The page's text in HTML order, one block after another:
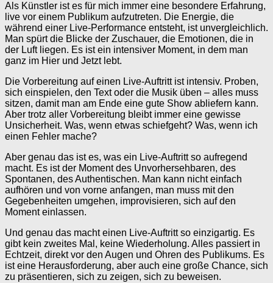
Als Künstler ist es für mich immer eine besondere Erfahrung,
live vor einem Publikum aufzutreten. Die Energie, die
während einer Live-Performance entsteht, ist unvergleichlich.
Man spürt die Blicke der Zuschauer, die Emotionen, die in
der Luft liegen. Es ist ein intensiver Moment, in dem man
ganz im Hier und Jetzt lebt.
Die Vorbereitung auf einen Live-Auftritt ist intensiv. Proben,
sich einspielen, den Text oder die Musik üben – alles muss
sitzen, damit man am Ende eine gute Show abliefern kann.
Aber trotz aller Vorbereitung bleibt immer eine gewisse
Unsicherheit. Was, wenn etwas schiefgeht? Was, wenn ich
einen Fehler mache?
Aber genau das ist es, was ein Live-Auftritt so aufregend
macht. Es ist der Moment des Unvorhersehbaren, des
Spontanen, des Authentischen. Man kann nicht einfach
aufhören und von vorne anfangen, man muss mit den
Gegebenheiten umgehen, improvisieren, sich auf den
Moment einlassen.
Und genau das macht einen Live-Auftritt so einzigartig. Es
gibt kein zweites Mal, keine Wiederholung. Alles passiert in
Echtzeit, direkt vor den Augen und Ohren des Publikums. Es
ist eine Herausforderung, aber auch eine große Chance, sich
zu präsentieren, sich zu zeigen, sich zu beweisen.